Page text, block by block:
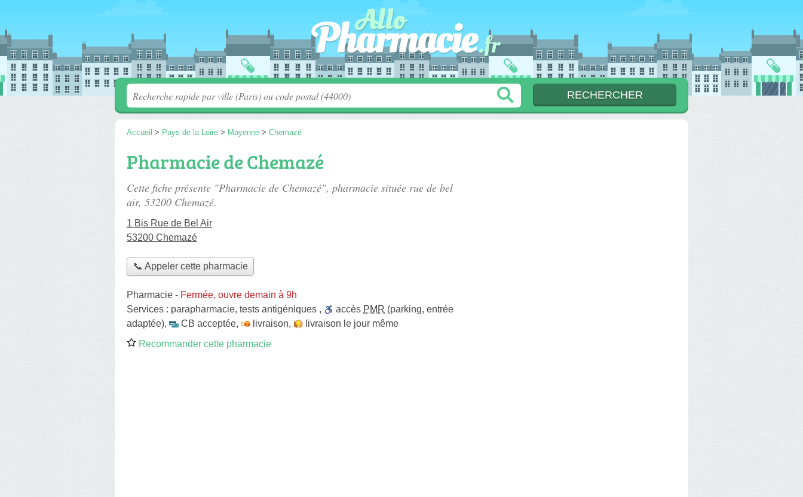
Accueil > Pays de la Loire > Mayenne > Chemazé
Pharmacie de Chemazé
Cette fiche présente "Pharmacie de Chemazé", pharmacie située rue de bel
air, 53200 Chemazé.
1 Bis Rue de Bel Air
53200 Chemazé
📞 Appeler cette pharmacie
Pharmacie - Fermée, ouvre demain à 9h
Services : parapharmacie, tests antigéniques , accès PMR (parking, entrée
adaptée), CB acceptée, livraison,
livraison le jour même
Recommander cette pharmacie